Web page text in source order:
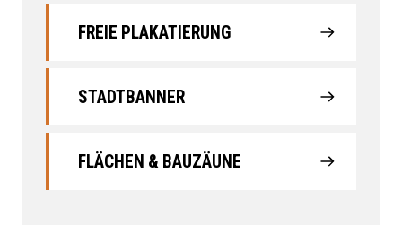
FREIE PLAKATIERUNG
STADTBANNER
FLÄCHEN & BAUZÄUNE